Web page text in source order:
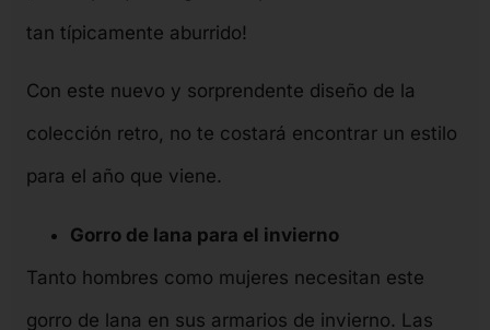
tan típicamente aburrido!
Con este nuevo y sorprendente diseño de la
colección retro, no te costará encontrar un estilo
para el año que viene.
Gorro de lana para el invierno
Tanto hombres como mujeres necesitan este
gorro de lana en sus armarios de invierno. Las